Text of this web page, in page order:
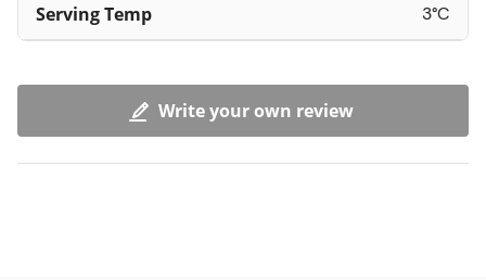
Serving Temp 3°C
Write your own review